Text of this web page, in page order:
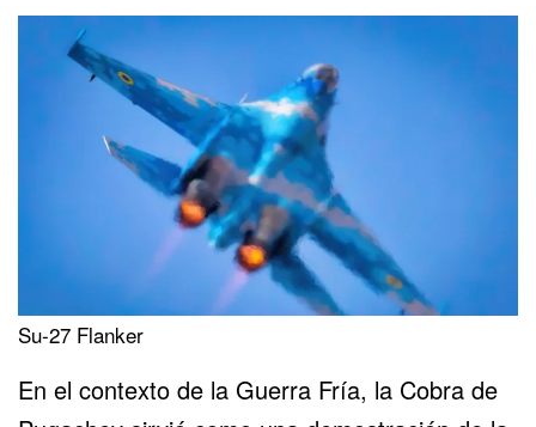
Su-27 Flanker
En el contexto de la Guerra Fría, la Cobra de